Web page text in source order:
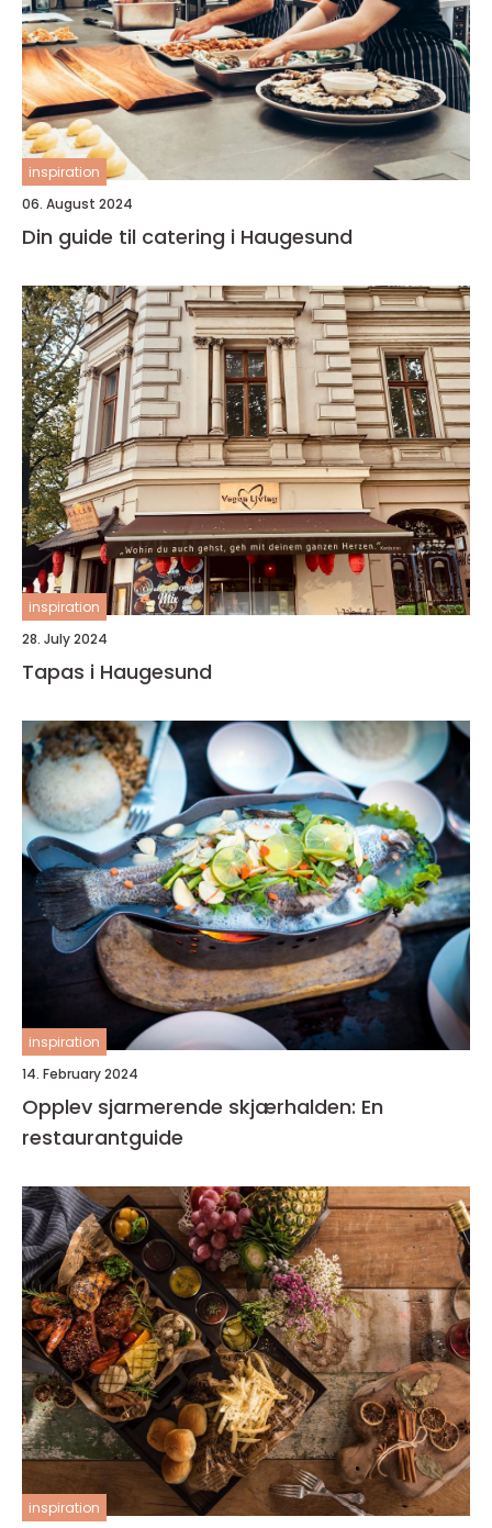
inspiration
06. August 2024
Din guide til catering i Haugesund
inspiration
28. July 2024
Tapas i Haugesund
inspiration
14. February 2024
Opplev sjarmerende skjærhalden: En
restaurantguide
inspiration